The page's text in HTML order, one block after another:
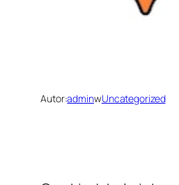
Autor:adminwUncategorized